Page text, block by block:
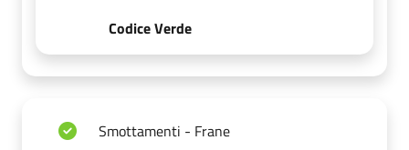
Codice Verde
Smottamenti - Frane